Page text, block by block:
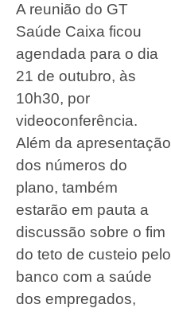
A reunião do GT
Saúde Caixa ficou
agendada para o dia
21 de outubro, às
10h30, por
videoconferência.
Além da apresentação
dos números do
plano, também
estarão em pauta a
discussão sobre o fim
do teto de custeio pelo
banco com a saúde
dos empregados,